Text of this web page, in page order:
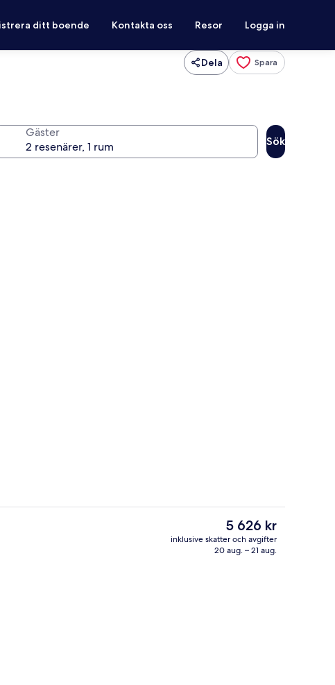
ditt boende Kontakta oss Resor Logga in
Dela Spara
Gäster
Sök
Utomhuspool
Det
nuvarande
priset
5 626 kr
inklusive skatter och avgifter
20 aug. – 21 aug.